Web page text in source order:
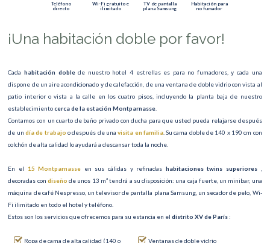
Teléfono
directo
Wi-Fi gratuito e
ilimitado
TV de pantalla
plana Samsung
Habitación para
no fumador
¡Una habitación doble por favor!
Cadahabitación doblede nuestro hotel 4 estrellas es para no fumadores, y cada una
dispone de un aire acondicionado y de calefacción, de una ventana de doble vidrio con vista al
patio interior o vista a la calle en los cuatro pisos, incluyendo la planta baja de nuestro
establecimientocerca de la estación Montparnasse
Contamos con un cuarto de baño privado con ducha para que usted pueda relajarse después
de undía de trabajo o después de unavisita en familia. Su cama doble de 140 x 190 cm con
colchón de alta calidad lo ayudará a descansar toda la noche.
En el 15 Montparnasse en sus cálidas y refinadas habitaciones twins superiores
decoradas con diseño de unos 13 m² tendrá a su disposición: una caja fuerte, un minibar, una
máquina de café Nespresso, un televisor de pantalla plana Samsung, un secador de pelo, Wi-
Fi ilimitado en todo el hotel y teléfono.
Estos son los servicios que ofrecemos para su estancia en eldistrito XV de París:
Ropa de cama de alta calidad (140 o
Ventanas de doble vidrio